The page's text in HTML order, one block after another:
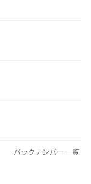
バックナンバー 一覧